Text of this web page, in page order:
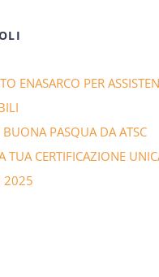
ENASARCO PER
PASQUA DA ATSC
TUA CERTIFICAZIONE
2025